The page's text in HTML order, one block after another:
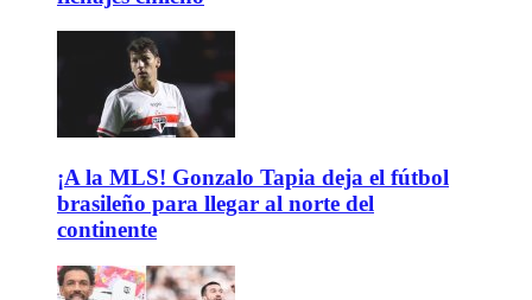
¡A la MLS! Gonzalo Tapia deja el fútbol
brasileño para llegar al norte del
continente